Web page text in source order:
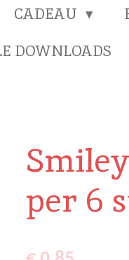
CADEAU
DOWNLOADS
per 6